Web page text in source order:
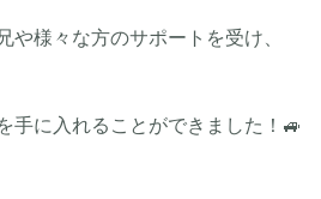
や様々な方のサポートを受け、
手に入れることができました！🚙